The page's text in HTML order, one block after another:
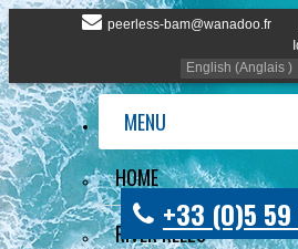
peerless-bam@wanadoo.fr
English (Anglais )
MENU
HOME
RIVER REELS
+33 (0)5